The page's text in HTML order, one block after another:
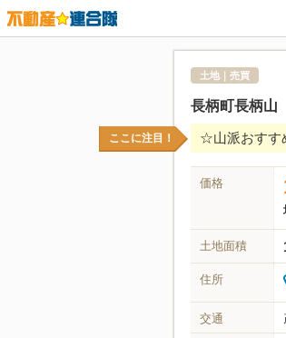
土地｜売買
長柄町長柄山
ここに注目！ ☆山派おすす
価格
土地面積
住所
交通